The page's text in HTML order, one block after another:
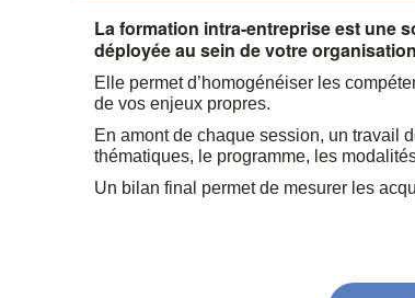
La formation intra-entreprise est une
déployée au sein de votre
Elle permet d’homogénéiser les
de vos enjeux propres.
En amont de chaque session, un travail
thématiques, le programme, les
Un bilan final permet de mesurer les